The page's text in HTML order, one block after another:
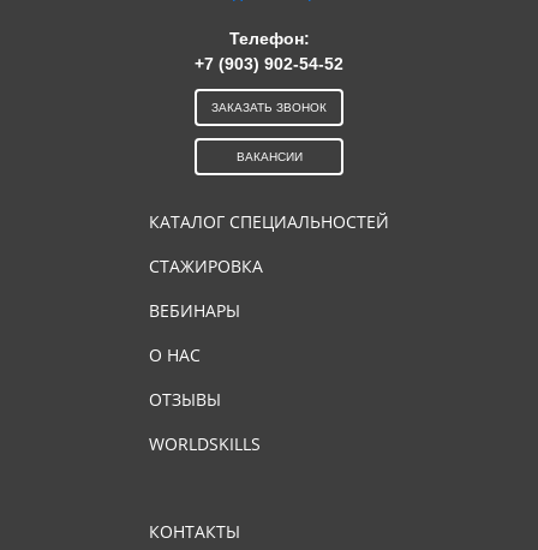
КАТАЛОГ СПЕЦИАЛЬНОСТЕЙ
СТАЖИРОВКА
ВЕБИНАРЫ
О НАС
ОТЗЫВЫ
WORLDSKILLS
КОНТАКТЫ
Телефон:
+7 (903) 902-54-52
ЗАКАЗАТЬ ЗВОНОК
ВАКАНСИИ